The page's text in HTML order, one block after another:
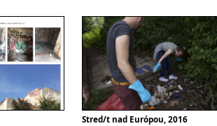
Stred/t nad Európou, 2016